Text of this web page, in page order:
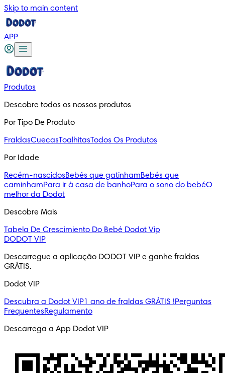
Skip to main content
APP
Produtos
Descobre todos os nossos produtos
Por Tipo De Produto
FraldasCuecasToalhitasTodos Os Produtos
Por Idade
Recém-nascidosBebés que gatinhamBebés que
caminhamPara ir à casa de banhoPara o sono do bebéO
melhor da Dodot
Descobre Mais
Tabela De Crescimiento Do Bebé Dodot Vip
DODOT VIP
Descarregue a aplicação DODOT VIP e ganhe fraldas
GRÁTIS.
Dodot VIP
Descubra a Dodot VIP1 ano de fraldas GRÁTIS !Perguntas
FrequentesRegulamento
Descarrega a App Dodot VIP